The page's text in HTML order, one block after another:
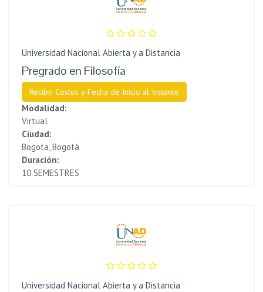
Universidad Nacional Abierta y a Distancia
Pregrado en Filosofía
Recibir Costos y Fecha de Inicio al Instante
Modalidad:
Virtual
Ciudad:
Bogota, Bogotá
Duración:
10 SEMESTRES
Universidad Nacional Abierta y a Distancia